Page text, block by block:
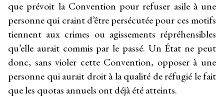
que prévoit la Convention pour refuser asile à une
personne qui craint d’être persécutée pour ces motifs
tiennent aux crimes ou agissements répréhensibles
qu’elle aurait commis par le passé. Un État ne peut
donc, sans violer cette Convention, opposer à une
personne qui aurait droit à la qualité de réfugié le fait
que les quotas annuels ont déjà été atteints.